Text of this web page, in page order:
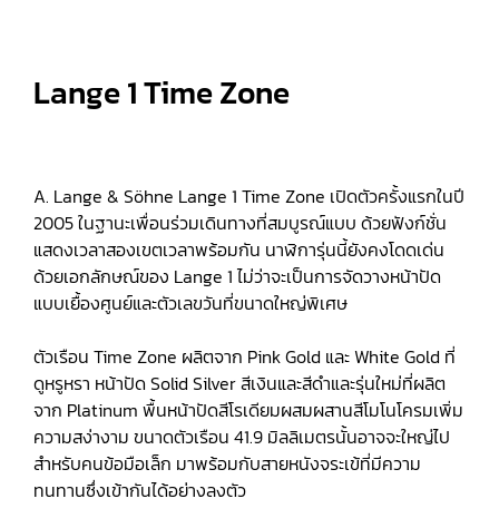
Lange 1 Time Zone
A. Lange & Söhne Lange 1 Time Zone เปิดตัวครั้งแรกในปี
2005 ในฐานะเพื่อนร่วมเดินทางที่สมบูรณ์แบบ ด้วยฟังก์ชั่น
แสดงเวลาสองเขตเวลาพร้อมกัน นาฬิการุ่นนี้ยังคงโดดเด่น
ด้วยเอกลักษณ์ของ Lange 1 ไม่ว่าจะเป็นการจัดวางหน้าปัด
แบบเยื้องศูนย์และตัวเลขวันที่ขนาดใหญ่พิเศษ
ตัวเรือน Time Zone ผลิตจาก Pink Gold และ White Gold ที่
ดูหรูหรา หน้าปัด Solid Silver สีเงินและสีดำและรุ่นใหม่ที่ผลิต
จาก Platinum พื้นหน้าปัดสีโรเดียมผสมผสานสีโมโนโครมเพิ่ม
ความสง่างาม ขนาดตัวเรือน 41.9 มิลลิเมตรนั้นอาจจะใหญ่ไป
สำหรับคนข้อมือเล็ก มาพร้อมกับสายหนังจระเข้ที่มีความ
ทนทานซึ่งเข้ากันได้อย่างลงตัว